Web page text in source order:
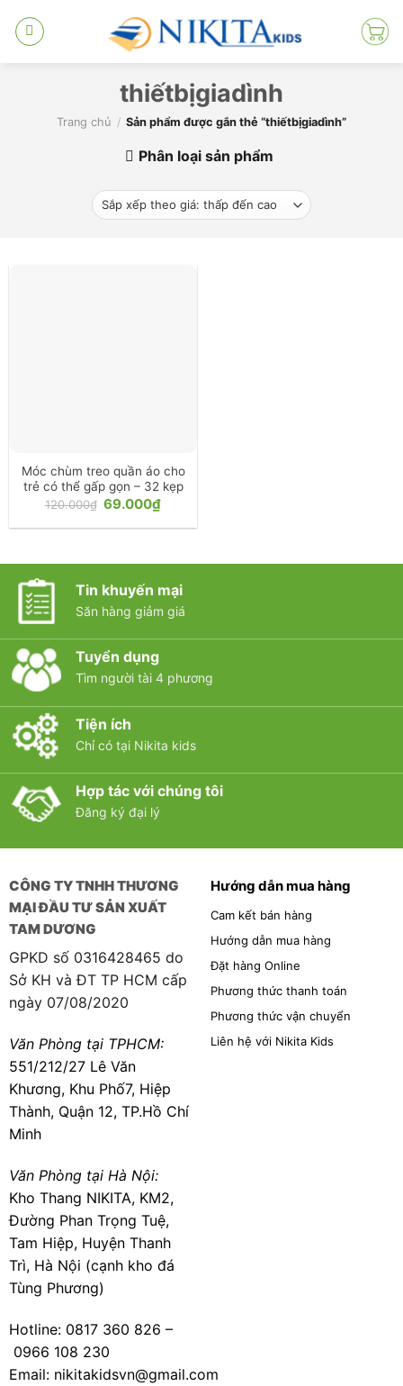
thiếtbịgiadình
Trang chủ / Sản phẩm được gắn thẻ “thiếtbịgiadình”
Phân loại sản phẩm
Móc chùm treo quần áo cho
trẻ có thể gấp gọn – 32 kẹp
120.000₫ Giá
gốc
là:
69.000₫Giá
tại
Tin khuyến mại
Săn hàng giảm giá
Tuyển dụng
Tìm người tài 4 phương
Tiện ích
Chỉ có tại Nikita kids
Hợp tác với chúng tôi
Đăng ký đại lý
CÔNG TY TNHH THƯƠNG
MẠI ĐẦU TƯ SẢN XUẤT
TAM DƯƠNG
GPKD số 0316428465 do
Sở KH và ĐT TP HCM cấp
ngày 07/08/2020
Văn Phòng tại TPHCM:
551/212/27 Lê Văn
Khương, Khu Phố7, Hiệp
Thành, Quận 12, TP.Hồ Chí
Minh
Văn Phòng tại Hà Nội:
Kho Thang NIKITA, KM2,
Đường Phan Trọng Tuệ,
Tam Hiệp, Huyện Thanh
Trì, Hà Nội (cạnh kho đá
Tùng Phương)
Hotline: 0817 360 826 –
0966 108 230
Email: nikitakidsvn@gmail.com
Hướng dẫn mua hàng
Cam kết bán hàng
Hướng dẫn mua hàng
Đặt hàng Online
Phương thức thanh toán
Phương thức vận chuyển
Liên hệ với Nikita Kids